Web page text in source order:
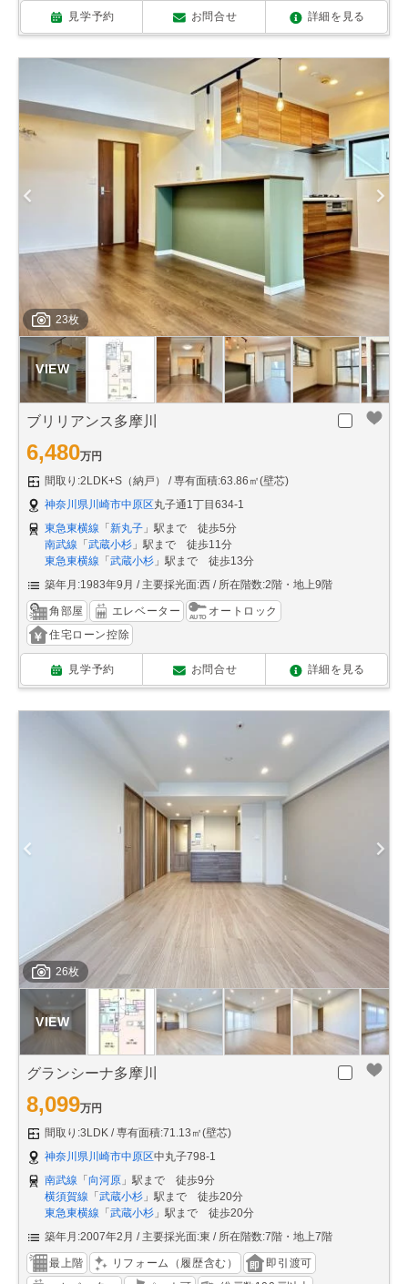
見学予約 お問合せ 詳細を見る
23枚
ブリリアンス多摩川
6,480万円
間取り:2LDK+S（納戸）
専有面積:63.86㎡(壁芯)
神奈川県川崎市中原区丸子通1丁目634-1
東急東横線 「新丸子 」駅まで 徒歩5分
南武線 「武蔵小杉 」駅まで 徒歩11分
東急東横線 「武蔵小杉 」駅まで 徒歩13分
築年月:1983年9月
主要採光面:西 所在階数:2階・地上9階
角部屋 エレベーター
オートロック
住宅ローン控除
見学予約 お問合せ 詳細を見る
26枚
グランシーナ多摩川
8,099万円
間取り:3LDK
専有面積:71.13㎡(壁芯)
神奈川県川崎市中原区中丸子798-1
南武線 「 向河原 」駅まで 徒歩9分
横須賀線 「 武蔵小杉 」駅まで 徒歩20分
東急東横線 「 武蔵小杉 」駅まで 徒歩20分
築年月:2007年2月
主要採光面:東 所在階数:7階・地上7階
最上階 リフォーム（履歴含む）
即引渡可